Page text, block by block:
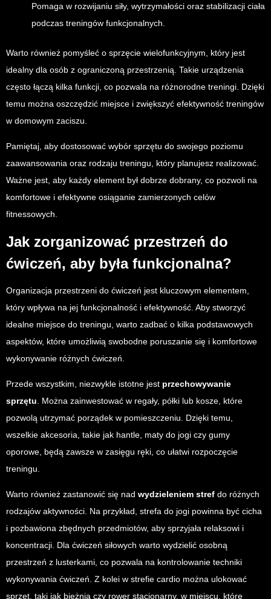
Pomaga w rozwijaniu siły, wytrzymałości oraz stabilizacji ciała
podczas treningów funkcjonalnych.
Warto również pomyśleć o sprzęcie wielofunkcyjnym, który jest
idealny dla osób z ograniczoną przestrzenią. Takie urządzenia
często łączą kilka funkcji, co pozwala na różnorodne treningi. Dzięki
temu można oszczędzić miejsce i zwiększyć efektywność treningów
w domowym zaciszu.
Pamiętaj, aby dostosować wybór sprzętu do swojego poziomu
zaawansowania oraz rodzaju treningu, który planujesz realizować.
Ważne jest, aby każdy element był dobrze dobrany, co pozwoli na
komfortowe i efektywne osiąganie zamierzonych celów
fitnessowych.
Jak zorganizować przestrzeń do
ćwiczeń, aby była funkcjonalna?
Organizacja przestrzeni do ćwiczeń jest kluczowym elementem,
który wpływa na jej funkcjonalność i efektywność. Aby stworzyć
idealne miejsce do treningu, warto zadbać o kilka podstawowych
aspektów, które umożliwią swobodne poruszanie się i komfortowe
wykonywanie różnych ćwiczeń.
Przede wszystkim, niezwykle istotne jest przechowywanie
sprzętu . Można zainwestować w regały, półki lub kosze, które
pozwolą utrzymać porządek w pomieszczeniu. Dzięki temu,
wszelkie akcesoria, takie jak hantle, maty do jogi czy gumy
oporowe, będą zawsze w zasięgu ręki, co ułatwi rozpoczęcie
treningu.
Warto również zastanowić się nad wydzieleniem stref do różnych
rodzajów aktywności. Na przykład, strefa do jogi powinna być cicha
i pozbawiona zbędnych przedmiotów, aby sprzyjała relaksowi i
koncentracji. Dla ćwiczeń siłowych warto wydzielić osobną
przestrzeń z lusterkami, co pozwala na kontrolowanie techniki
wykonywania ćwiczeń. Z kolei w strefie cardio można ulokować
sprzęt, taki jak bieżnia czy rower stacjonarny, w miejscu, które